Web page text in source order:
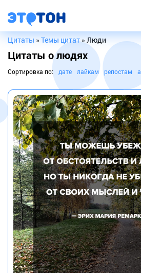
Цитаты » Темы цитат» Люди
Цитаты о людях
Сортировка по: дате лайкам репостам